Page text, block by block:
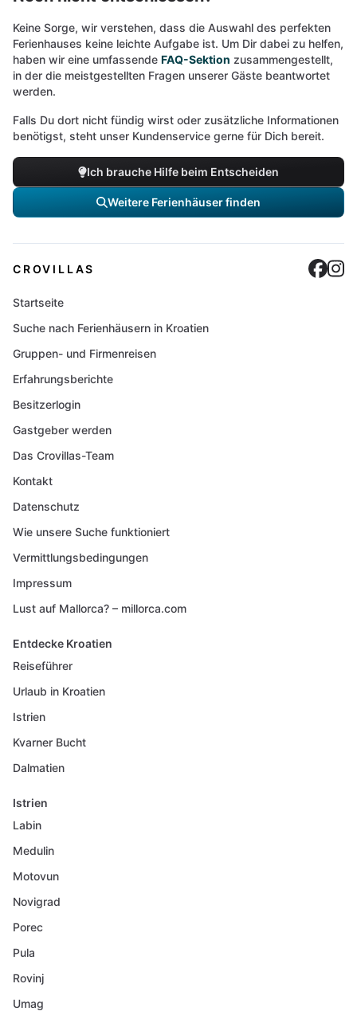
Keine Sorge, wir verstehen, dass die Auswahl des perfekten
Ferienhauses keine leichte Aufgabe ist. Um Dir dabei zu helfen,
haben wir eine umfassende FAQ-Sektion zusammengestellt,
in der die meistgestellten Fragen unserer Gäste beantwortet
werden.
Falls Du dort nicht fündig wirst oder zusätzliche Informationen
benötigst, steht unser Kundenservice gerne für Dich bereit.
Ich brauche Hilfe beim Entscheiden
Weitere Ferienhäuser finden
CROVILLAS
Startseite
Suche nach Ferienhäusern in Kroatien
Gruppen- und Firmenreisen
Erfahrungsberichte
Besitzerlogin
Gastgeber werden
Das Crovillas-Team
Kontakt
Datenschutz
Wie unsere Suche funktioniert
Vermittlungsbedingungen
Impressum
Lust auf Mallorca? – millorca.com
Entdecke Kroatien
Reiseführer
Urlaub in Kroatien
Istrien
Kvarner Bucht
Dalmatien
Istrien
Labin
Medulin
Motovun
Novigrad
Porec
Pula
Rovinj
Umag